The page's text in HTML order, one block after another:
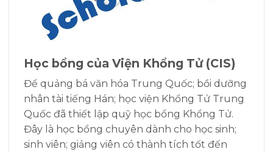
Học bổng của Viện Khổng Tử (CIS)
Để quảng bá văn hóa Trung Quốc; bồi dưỡng
nhân tài tiếng Hán; học viện Khổng Tử Trung
Quốc đã thiết lập quỹ học bổng Khổng Tử.
Đây là học bổng chuyên dành cho học sinh;
sinh viên; giảng viên có thành tích tốt đến